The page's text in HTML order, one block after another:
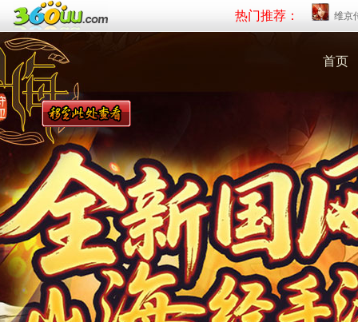
热门推荐： 维京
首页